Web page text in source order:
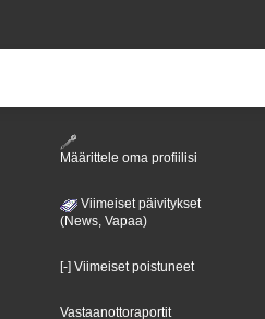
Määrittele oma profiilisi
Viimeiset päivitykset
(News, Vapaa)
[-] Viimeiset poistuneet
Vastaanottoraportit